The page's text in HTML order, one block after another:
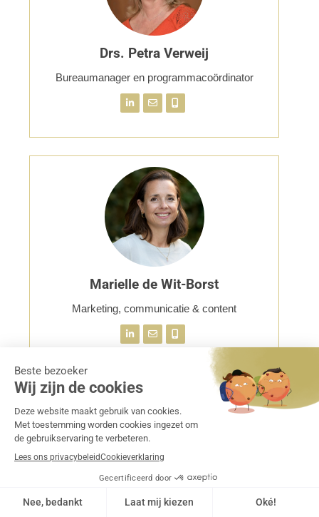
Drs. Petra Verweij
Bureaumanager en programmacoördinator
Marielle de Wit-Borst
Marketing, communicatie & content
Opleidingen